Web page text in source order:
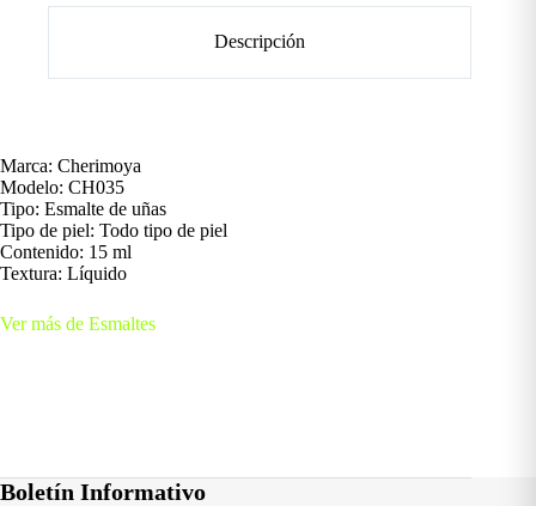
Descripción
Marca: Cherimoya
Modelo: CH035
Tipo: Esmalte de uñas
Tipo de piel: Todo tipo de piel
Contenido: 15 ml
Textura: Líquido
Ver más de Esmaltes
Boletín Informativo